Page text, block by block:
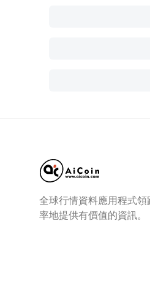
全球行情資料應用程式
率地提供有價值的資訊。